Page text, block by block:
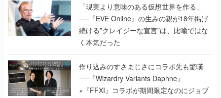
「現実より意味のある仮想世界を作る」
──『EVE Online』の生みの親が18年掲げ
続ける”クレイジーな宣言”は、比喩ではな
く本気だった
作り込みのすさまじさにコラボ先も驚嘆
──『Wizardry Variants Daphne』
×『FFXI』コラボが期間限定なのにジョブ